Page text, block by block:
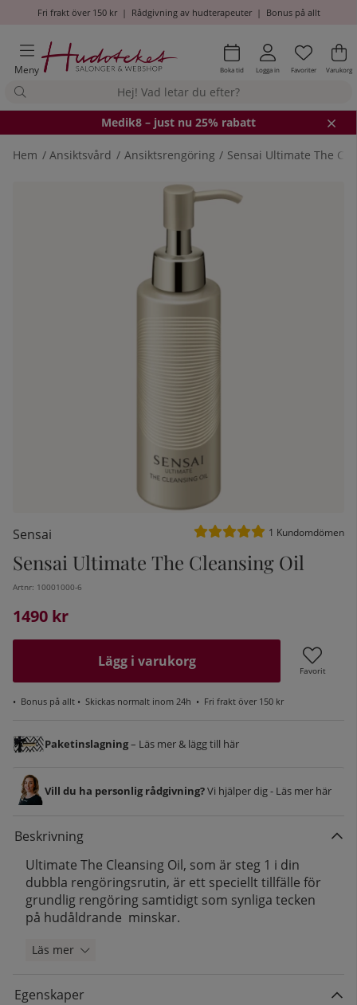
Fri frakt över 150 kr| Rådgivning av hudterapeuter| Bonus på allt
Meny Boka tid Logga in Antal i
.
Favoriter .
Varukorg
Medik8 – just nu 25% rabatt
Hem Ansiktsvård Ansiktsrengöring Sensai Ultimate The
Sensai Medelbetyg 5 av 5 Antal
1 Kundomdömen
Sensai Ultimate The Cleansing Oil
Artnr: 10001000-6
1490 kr
Lägg i varukorg
Favorit
• Bonus på allt • Skickas normalt inom 24h • Fri frakt över 150 kr
Paketinslagning– Läs mer & lägg till här
Vill du ha personlig rådgivning?Vi hjälper dig - Läs mer här
Beskrivning
Ultimate The Cleansing Oil, som är steg 1 i din
dubbla rengöringsrutin, är ett speciellt tillfälle för
grundlig rengöring samtidigt som synliga tecken
på hudåldrande minskar.
Läs mer
Egenskaper